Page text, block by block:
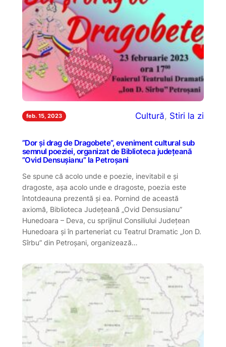
feb. 15, 2023 Cultură, Stiri la zi
”Dor și drag de Dragobete”, eveniment cultural sub
semnul poeziei, organizat de Biblioteca județeană
”Ovid Densușianu” la Petroșani
Se spune că acolo unde e poezie, inevitabil e și
dragoste, așa acolo unde e dragoste, poezia este
întotdeauna prezentă și ea. Pornind de această
axiomă, Biblioteca Județeană „Ovid Densusianu”
Hunedoara – Deva, cu sprijinul Consiliului Județean
Hunedoara și în parteneriat cu Teatrul Dramatic „Ion D.
Sîrbu” din Petroșani, organizează…